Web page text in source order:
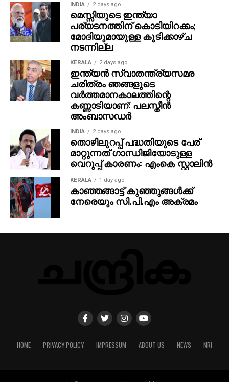
INDIA 2 days ago
മെസ്സിയുടെ ഇന്ത്യാ
പര്യടനത്തിന് കൊടിയിറക്കം;
മോദിയുമായുള്ള കൂടിക്കാഴ്ച
നടന്നില്ല
KERALA 2 days ago
ഇന്ത്യൻ സ്വാതന്ത്ര്യസമര
ചരിത്രം ഞങ്ങളുടെ
വർത്തമാനകാലത്തിന്റെ
കണ്ണാടിയാണ്: പലസ്തീൻ
അംബാസഡർ
INDIA 2 days ago
തൊഴിലുറപ്പ് പദ്ധതിയുടെ പേര്
മാറ്റുന്നത് ഗാന്ധിജിയോടുള്ള
വെറുപ്പ് കാരണം: എംകെ സ്റ്റാലിന്‍
KERALA 1 day ago
കാഞ്ഞങ്ങാട്ട് കുഞ്ഞുങ്ങൾക്ക്
നേരെയും സി.പി.എം അക്രമം
HOME PRIVACY POLICY IMPRESSUM ABOUT US NEWS NRI